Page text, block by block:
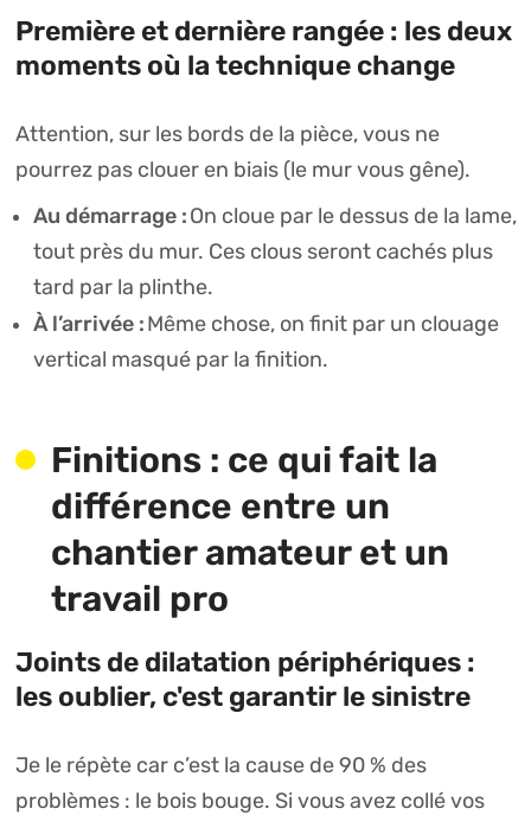
Première et dernière rangée : les deux
moments où la technique change
Attention, sur les bords de la pièce, vous ne
pourrez pas clouer en biais (le mur vous gêne).
Au démarrage :On cloue par le dessus de la lame,
tout près du mur. Ces clous seront cachés plus
tard par la plinthe.
À l’arrivée :Même chose, on finit par un clouage
vertical masqué par la finition.
Finitions : ce qui fait la
différence entre un
chantier amateur et un
travail pro
Joints de dilatation périphériques :
les oublier, c'est garantir le sinistre
Je le répète car c’est la cause de 90 % des
problèmes : le bois bouge. Si vous avez collé vos